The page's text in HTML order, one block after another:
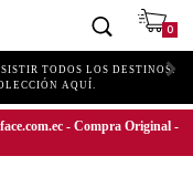
0
TODOS LOS DESTINOS.
AQUÍ.
- Compra Original -